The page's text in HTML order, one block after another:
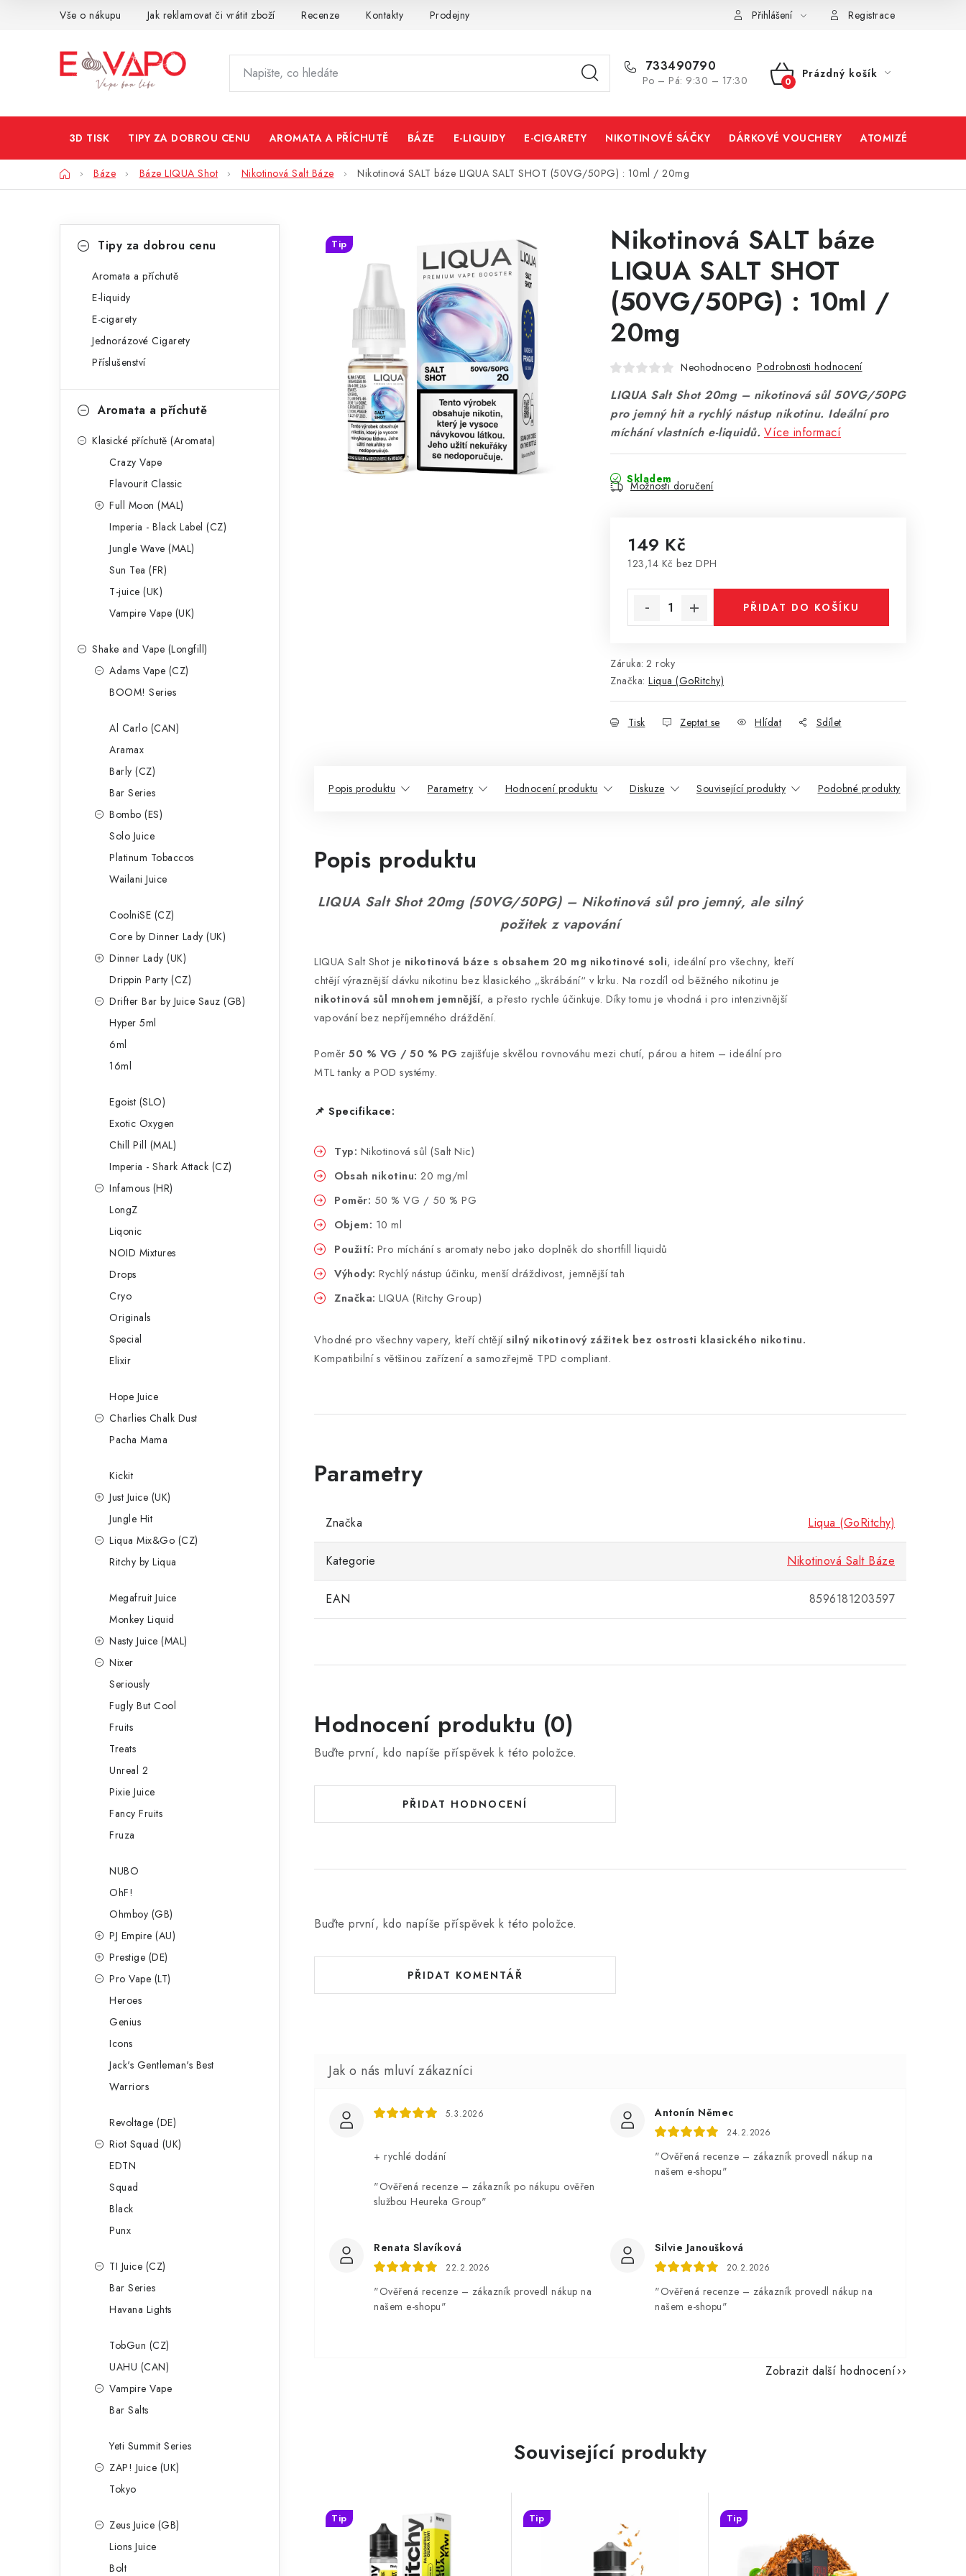
Vše o nákupu Jak reklamovat či vrátit zboží Recenze Kontakty Prodejny Přihlášení Registrace
733490790
Po – Pá: 9:30 – 17:30
NÁKUPNÍ
Prázdný košík
3D TISK TIPY ZA DOBROU CENU AROMATA A PŘÍCHUTĚ BÁZE E-LIQUIDY E-CIGARETY NIKOTINOVÉ SÁČKY DÁRKOVÉ VOUCHERY ATOMIZÉRY A
DomůBáze Báze LIQUA Shot Nikotinová Salt Báze Nikotinová SALT báze LIQUA SALT SHOT (50VG/50PG) : 10ml / 20mg
n
kategorieTipy za dobrou cenu
Aromata a příchutě
E-liquidy
E-cigarety
Jednorázové Cigarety
Příslušenství
Aromata a příchutě
Klasické příchutě (Aromata)
Crazy Vape
Flavourit Classic
Full Moon (MAL)
Imperia - Black Label (CZ)
Jungle Wave (MAL)
Sun Tea (FR)
T-juice (UK)
Vampire Vape (UK)
Shake and Vape (Longfill)
Adams Vape (CZ)
BOOM! Series
Al Carlo (CAN)
Aramax
Barly (CZ)
Bar Series
Bombo (ES)
Solo Juice
Platinum Tobaccos
Wailani Juice
CoolniSE (CZ)
Core by Dinner Lady (UK)
Dinner Lady (UK)
Drippin Party (CZ)
Drifter Bar by Juice Sauz (GB)
Hyper 5ml
6ml
16ml
Egoist (SLO)
Exotic Oxygen
Chill Pill (MAL)
Imperia - Shark Attack (CZ)
Infamous (HR)
LongZ
Liqonic
NOID Mixtures
Drops
Cryo
Originals
Special
Elixir
Hope Juice
Charlies Chalk Dust
Pacha Mama
Kickit
Just Juice (UK)
Jungle Hit
Liqua Mix&Go (CZ)
Ritchy by Liqua
Megafruit Juice
Monkey Liquid
Nasty Juice (MAL)
Nixer
Seriously
Fugly But Cool
Fruits
Treats
Unreal 2
Pixie Juice
Fancy Fruits
Fruza
NUBO
OhF!
Ohmboy (GB)
PJ Empire (AU)
Prestige (DE)
Pro Vape (LT)
Heroes
Genius
Icons
Jack's Gentleman's Best
Warriors
Revoltage (DE)
Riot Squad (UK)
EDTN
Squad
Black
Punx
TI Juice (CZ)
Bar Series
Havana Lights
TobGun (CZ)
UAHU (CAN)
Vampire Vape
Bar Salts
Yeti Summit Series
ZAP! Juice (UK)
Tokyo
Zeus Juice (GB)
Lions Juice
Bolt
Nikotinová SALT báze
LIQUA SALT SHOT
(50VG/50PG) : 10ml /
20mg
Neohodnoceno Podrobnosti hodnocení
LIQUA Salt Shot 20mg – nikotinová sůl 50VG/50PG
pro jemný hit a rychlý nástup nikotinu. Ideální pro
míchání vlastních e-liquidů. Více informací
Skladem
Možnosti doručení
149 Kč
123,14 Kč bez DPH
PŘIDAT DO KOŠÍKU
Záruka: 2 roky
Značka: Liqua (GoRitchy)
Tisk Zeptat se Hlídat Sdílet
Tip
Popis produktu Parametry Hodnocení produktu Diskuze Související produkty Podobné produkty
Popis produktu
LIQUA Salt Shot 20mg (50VG/50PG) – Nikotinová sůl pro jemný, ale silný
požitek z vapování
LIQUA Salt Shot je nikotinová báze s obsahem 20 mg nikotinové soli, ideální pro všechny, kteří
chtějí výraznější dávku nikotinu bez klasického „škrábání“ v krku. Na rozdíl od běžného nikotinu je
nikotinová sůl mnohem jemnější, a přesto rychle účinkuje. Díky tomu je vhodná i pro intenzivnější
vapování bez nepříjemného dráždění.
Poměr 50 % VG / 50 % PG zajišťuje skvělou rovnováhu mezi chutí, párou a hitem – ideální pro
MTL tanky a POD systémy.
📌 Specifikace:
Typ: Nikotinová sůl (Salt Nic)
Obsah nikotinu: 20 mg/ml
Poměr: 50 % VG / 50 % PG
Objem: 10 ml
Použití: Pro míchání s aromaty nebo jako doplněk do shortfill liquidů
Výhody: Rychlý nástup účinku, menší dráždivost, jemnější tah
Značka: LIQUA (Ritchy Group)
Vhodné pro všechny vapery, kteří chtějísilný nikotinový zážitek bez ostrosti klasického nikotinu.
Kompatibilní s většinou zařízení a samozřejmě TPD compliant.
Značka Liqua (GoRitchy)
Kategorie Nikotinová Salt Báze
EAN 8596181203597
Hodnocení produktu (0)
Buďte první, kdo napíše příspěvek k této položce.
PŘIDAT HODNOCENÍ
Buďte první, kdo napíše příspěvek k této položce.
PŘIDAT KOMENTÁŘ
5.3.2026
+ rychlé dodání
"Ověřená recenze – zákazník po nákupu ověřen
službou Heureka Group"
Antonín Němec
24.2.2026
"Ověřená recenze – zákazník provedl nákup na
našem e-shopu"
Renata Slavíková
22.2.2026
"Ověřená recenze – zákazník provedl nákup na
našem e-shopu"
Silvie Janoušková
20.2.2026
"Ověřená recenze – zákazník provedl nákup na
našem e-shopu"
Zobrazit další hodnocení
Související produkty
Tip Tip Tip